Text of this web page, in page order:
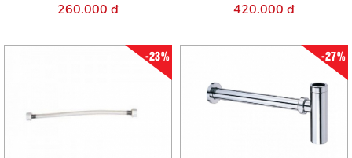
260.000 đ 420.000 đ
-23% -27%